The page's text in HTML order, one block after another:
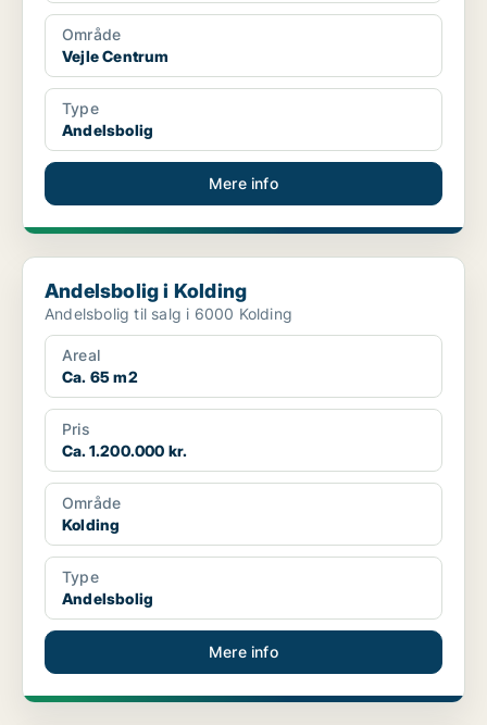
Område
Vejle Centrum
Type
Andelsbolig
Mere info
Andelsbolig i Kolding
Andelsbolig i Kolding
Andelsbolig til salg i 6000 Kolding
Areal
Ca. 65 m2
Pris
Ca. 1.200.000 kr.
Område
Kolding
Type
Andelsbolig
Mere info